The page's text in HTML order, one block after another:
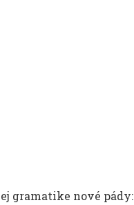
gramatike nové pády: